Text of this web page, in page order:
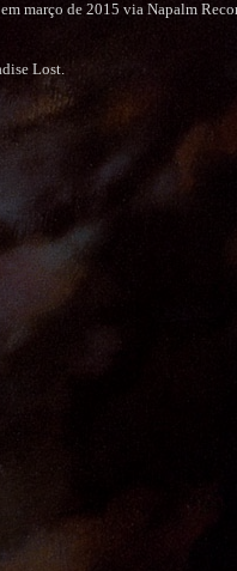
março de 2015 via Napalm
Lost.